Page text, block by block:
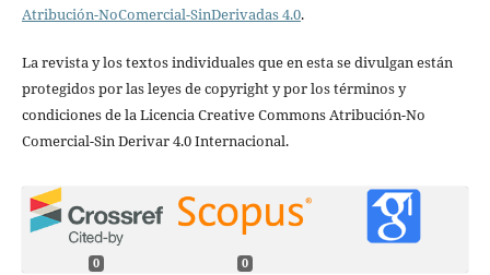
Atribución-NoComercial-SinDerivadas 4.0.
La revista y los textos individuales que en esta se divulgan están
protegidos por las leyes de copyright y por los términos y
condiciones de la Licencia Creative Commons Atribución-No
Comercial-Sin Derivar 4.0 Internacional.
0 0